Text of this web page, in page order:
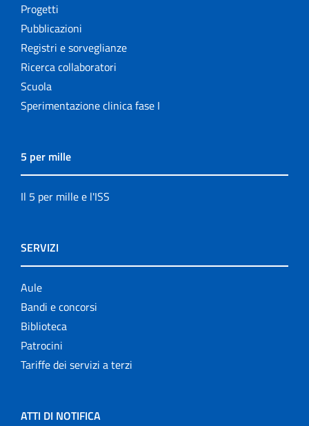
Progetti
Pubblicazioni
Registri e sorveglianze
Ricerca collaboratori
Scuola
Sperimentazione clinica fase I
5 per mille
Il 5 per mille e l'ISS
SERVIZI
Aule
Bandi e concorsi
Biblioteca
Patrocini
Tariffe dei servizi a terzi
ATTI DI NOTIFICA